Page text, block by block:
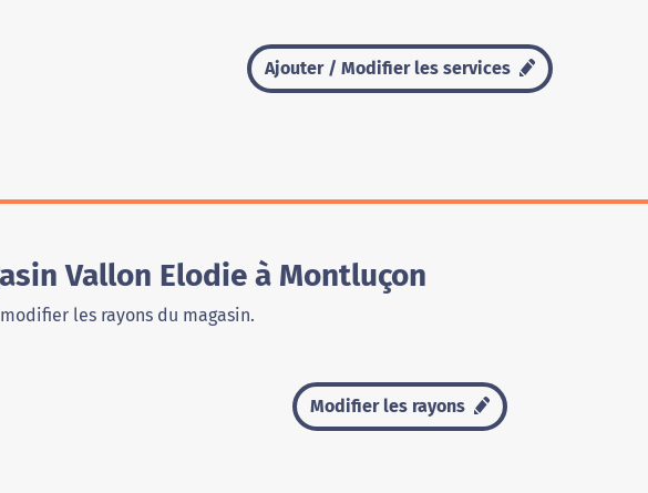
Ajouter / Modifier les services
Vallon Elodie à Montluçon
les rayons du magasin.
Modifier les rayons